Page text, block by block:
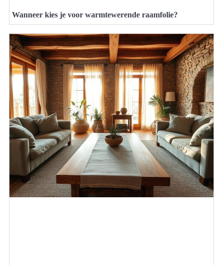
Wanneer kies je voor warmtewerende raamfolie?